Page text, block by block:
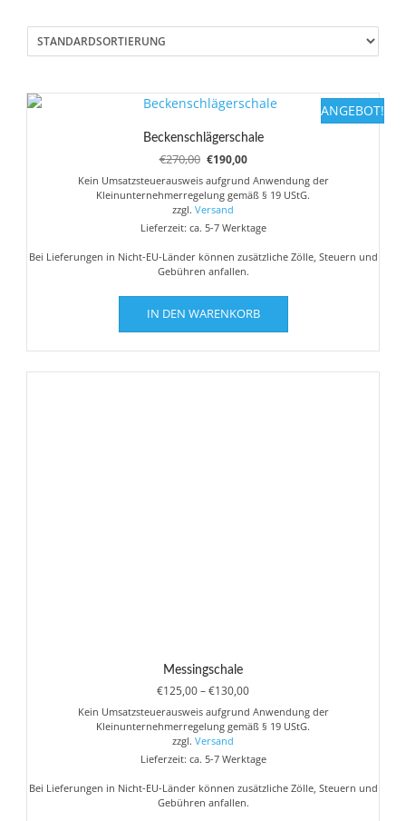
ANGEBOT!
Beckenschlägerschale
€270,00 Ursprünglicher
Preis
war:
€270,00
€190,00Aktueller
Preis
ist:
Kein Umsatzsteuerausweis aufgrund Anwendung der
Kleinunternehmerregelung gemäß § 19 UStG.
zzgl. Versand
Lieferzeit: ca. 5-7 Werktage
Bei Lieferungen in Nicht-EU-Länder können zusätzliche Zölle, Steuern und
Gebühren anfallen.
IN DEN WARENKORB
Messingschale
€125,00–€130,00Preisspanne:
€125,00
bis
Kein Umsatzsteuerausweis aufgrund Anwendung der
Kleinunternehmerregelung gemäß § 19 UStG.
zzgl. Versand
Lieferzeit: ca. 5-7 Werktage
Bei Lieferungen in Nicht-EU-Länder können zusätzliche Zölle, Steuern und
Gebühren anfallen.